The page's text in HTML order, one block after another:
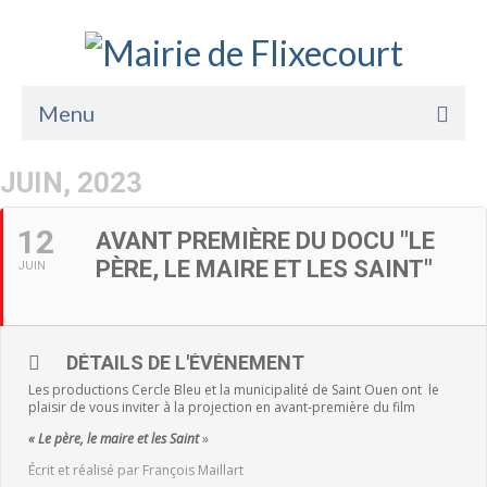
Menu
Accueil
Vie Pratique
Enfance Jeunesse
Sports Loisirs et Culture
JUIN, 2023
12
JUIN
AVANT PREMIÈRE DU DOCU "LE
PÈRE, LE MAIRE ET LES SAINT"
DÉTAILS DE L'ÉVÈNEMENT
Les productions Cercle Bleu et la municipalité de Saint Ouen ont le
plaisir de vous inviter à la projection en avant-première du film
« Le père, le maire et les Saint»
Écrit et réalisé par François Maillart